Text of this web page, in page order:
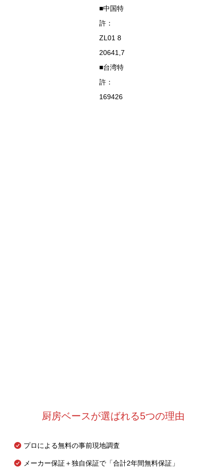
■中国特
許：
ZL01 8
20641,7
■台湾特
許：
169426
厨房ベースが選ばれる5つの理由
プロによる無料の事前現地調査
メーカー保証＋独自保証で「合計2年間無料保証」